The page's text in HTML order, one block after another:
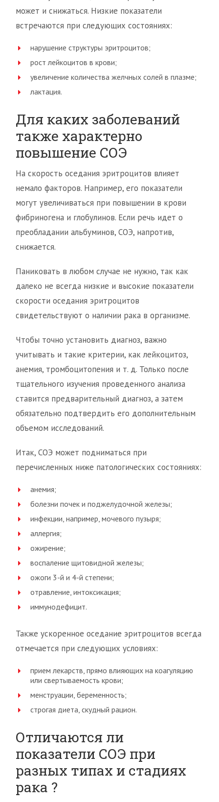
может и снижаться. Низкие показатели
встречаются при следующих состояниях:
нарушение структуры эритроцитов;
рост лейкоцитов в крови;
увеличение количества желчных солей в плазме;
лактация.
Для каких заболеваний
также характерно
повышение СОЭ
На скорость оседания эритроцитов влияет
немало факторов. Например, его показатели
могут увеличиваться при повышении в крови
фибриногена и глобулинов. Если речь идет о
преобладании альбуминов, СОЭ, напротив,
снижается.
Паниковать в любом случае не нужно, так как
далеко не всегда низкие и высокие показатели
скорости оседания эритроцитов
свидетельствуют о наличии рака в организме.
Чтобы точно установить диагноз, важно
учитывать и такие критерии, как лейкоцитоз,
анемия, тромбоцитопения и т. д. Только после
тщательного изучения проведенного анализа
ставится предварительный диагноз, а затем
обязательно подтвердить его дополнительным
объемом исследований.
Итак, СОЭ может подниматься при
перечисленных ниже патологических состояниях:
анемия;
болезни почек и поджелудочной железы;
инфекции, например, мочевого пузыря;
аллергия;
ожирение;
воспаление щитовидной железы;
ожоги 3-й и 4-й степени;
отравление, интоксикация;
иммунодефицит.
Также ускоренное оседание эритроцитов всегда
отмечается при следующих условиях:
прием лекарств, прямо влияющих на коагуляцию
или свертываемость крови;
менструации, беременность;
строгая диета, скудный рацион.
Отличаются ли
показатели СОЭ при
разных типах и стадиях
рака ?